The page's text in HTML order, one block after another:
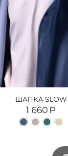
ШАПКА SLOW
1 660 Р